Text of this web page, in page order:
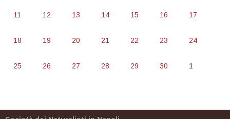
11 12 13 14 15 16 17
18 19 20 21 22 23 24
25 26 27 28 29 30 1